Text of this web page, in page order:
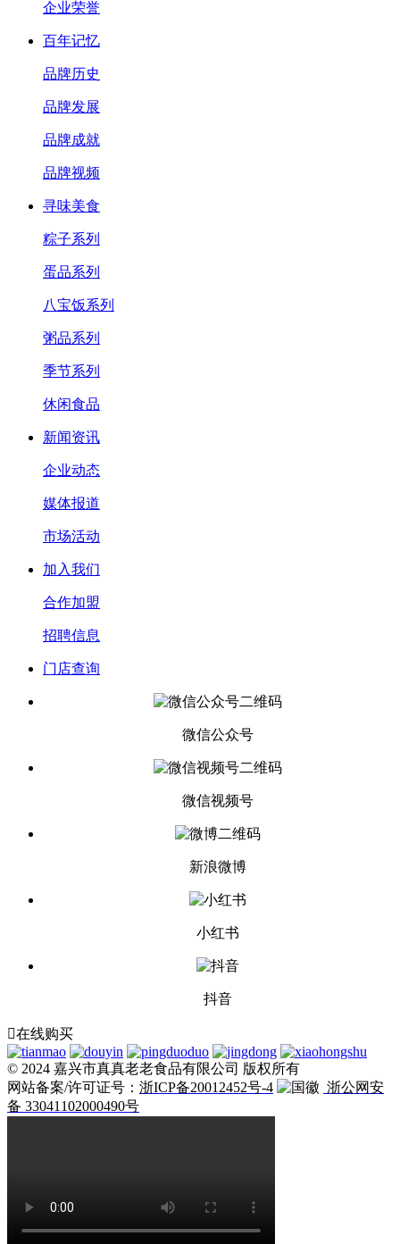
企业荣誉
百年记忆
品牌历史
品牌发展
品牌成就
品牌视频
寻味美食
粽子系列
蛋品系列
八宝饭系列
粥品系列
季节系列
休闲食品
新闻资讯
企业动态
媒体报道
市场活动
加入我们
合作加盟
招聘信息
门店查询
微信公众号
微信视频号
新浪微博
小红书
抖音
在线购买
© 2024 嘉兴市真真老老食品有限公司 版权所有
网站备案/许可证号： 浙ICP备20012452号-4
浙公网安
备 33041102000490号